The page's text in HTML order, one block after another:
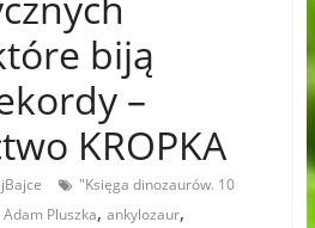
biją
–
KROPKA
"Księga dinozaurów. 10
Adam Pluszka, ankylozaur,